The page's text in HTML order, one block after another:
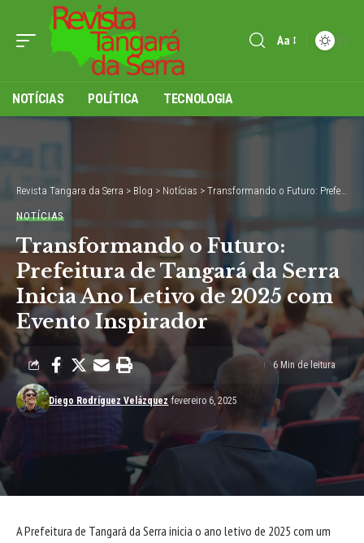
Font
Aa
NOTÍCIAS POLÍTICA TECNOLOGIA
Revista Tangara da Serra > Blog > Notícias > Transformando o Futuro: Prefeitura de Tangará da Serra Inicia Ano Letivo de 2025 com Evento Inspirador
NOTÍCIAS
Transformando o Futuro:
Prefeitura de Tangará da Serra
Inicia Ano Letivo de 2025 com
Evento Inspirador
Diego Rodríguez Velázquez fevereiro 6, 2025
6 Min de leitura
A Prefeitura de Tangará da Serra inicia o ano letivo de 2025 com um